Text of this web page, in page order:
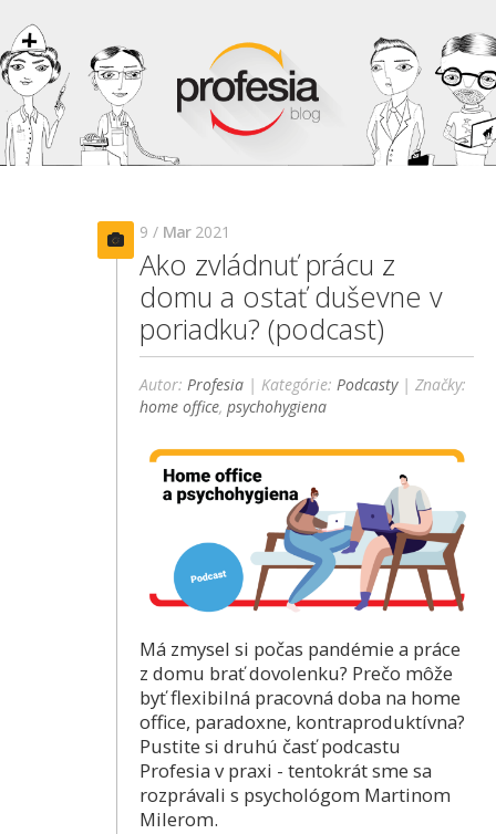
9 / Mar 2021
Ako zvládnuť prácu z
domu a ostať duševne v
poriadku? (podcast)
Autor:Profesia | Kategórie:Podcasty| Značky:
home office,psychohygiena
Má zmysel si počas pandémie a práce
z domu brať dovolenku? Prečo môže
byť flexibilná pracovná doba na home
office, paradoxne, kontraproduktívna?
Pustite si druhú časť podcastu
Profesia v praxi - tentokrát sme sa
rozprávali s psychológom Martinom
Milerom.